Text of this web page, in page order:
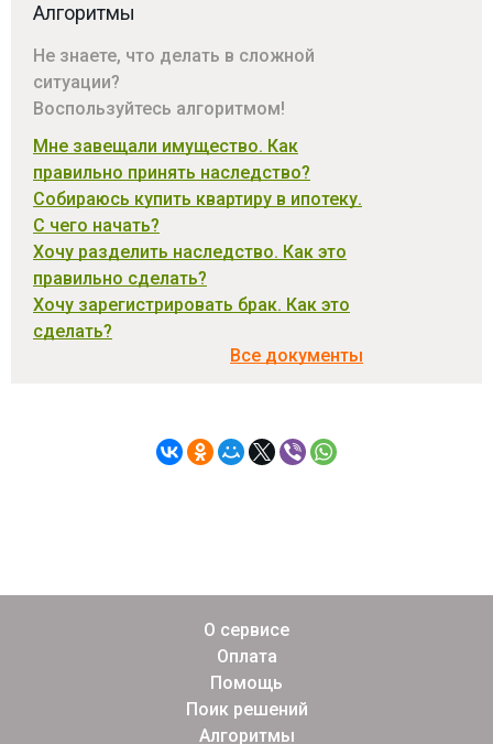
Алгоритмы
Не знаете, что делать в сложной
ситуации?
Воспользуйтесь алгоритмом!
Мне завещали имущество. Как
правильно принять наследство?
Собираюсь купить квартиру в ипотеку.
С чего начать?
Хочу разделить наследство. Как это
правильно сделать?
Хочу зарегистрировать брак. Как это
сделать?
Все документы
О сервисе
Оплата
Помощь
Поик решений
Алгоритмы